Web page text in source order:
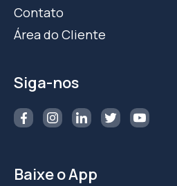
Contato
Área do Cliente
Siga-nos
Baixe o App